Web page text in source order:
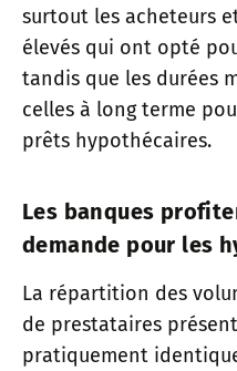
surtout les acheteurs
élevés qui ont opté
tandis que les durées
celles à long terme
prêts hypothécaires.
Les banques
demande pour les
La répartition des
de prestataires
pratiquement